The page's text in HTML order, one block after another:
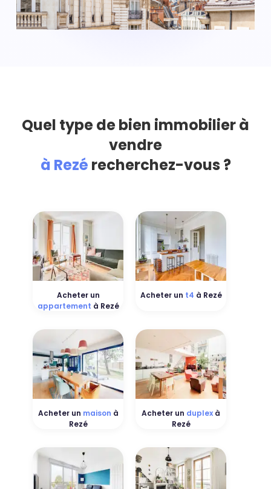
Quel type de bien immobilier à
vendre
à Rezé recherchez-vous ?
Acheter un
appartement à Rezé
Acheter un t4 à Rezé
Acheter un maison à
Rezé
Acheter un duplex à
Rezé